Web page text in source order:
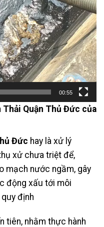
00:55
Thải Quận Thủ Đức của
Đức hay là xử lý
xử chưa triệt để,
mạch nước ngầm, gây
động xấu tới môi
định
tiên, nhằm thực hành